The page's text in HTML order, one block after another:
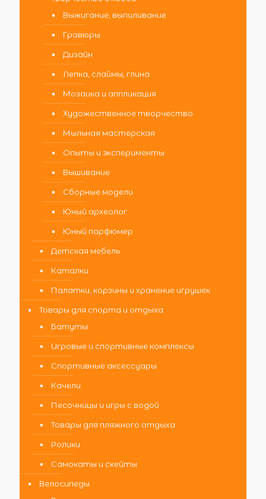
Выжигание, выпиливание
Гравюры
Дизайн
Лепка, слаймы, глина
Мозаика и аппликация
Художественное творчество
Мыльная мастерская
Опыты и эксперименты
Вышивание
Сборные модели
Юный археолог
Юный парфюмер
Детская мебель
Каталки
Палатки, корзины и хранение игрушек
Товары для спорта и отдыха
Батуты
Игровые и спортивные комплексы
Спортивные аксессуары
Качели
Песочницы и игры с водой
Товары для пляжного отдыха
Ролики
Самокаты и скейты
Велосипеды